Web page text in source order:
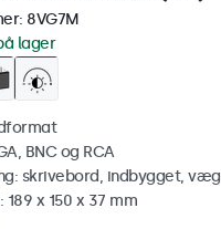
8VG7M
lager
BNC og RCA
skrivebord, indbygget, væg
189 x 150 x 37 mm